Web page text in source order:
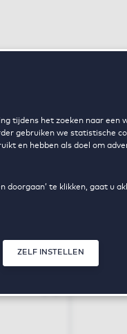
tijdens het zoeken naar een
gebruiken we statistische
en hebben als doel om
doorgaan’ te klikken, gaat u
ZELF INSTELLEN